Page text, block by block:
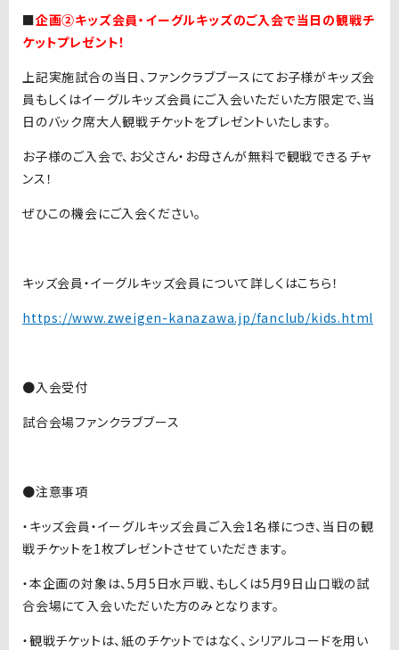
■企画②キッズ会員・イーグルキッズのご入会で当日の観戦チ
ケットプレゼント！
上記実施試合の当日、ファンクラブブースにてお子様がキッズ会
員もしくはイーグルキッズ会員にご入会いただいた方限定で、当
日のバック席大人観戦チケットをプレゼントいたします。
お子様のご入会で、お父さん・お母さんが無料で観戦できるチャ
ンス！
ぜひこの機会にご入会ください。
キッズ会員・イーグルキッズ会員について詳しくはこちら！
https://www.zweigen-kanazawa.jp/fanclub/kids.html
●入会受付
試合会場ファンクラブブース
●注意事項
・キッズ会員・イーグルキッズ会員ご入会1名様につき、当日の観
戦チケットを1枚プレゼントさせていただきます。
・本企画の対象は、5月5日水戸戦、もしくは5月9日山口戦の試
合会場にて入会いただいた方のみとなります。
・観戦チケットは、紙のチケットではなく、シリアルコードを用い